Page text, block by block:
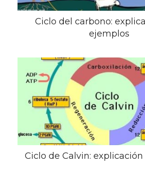
Ciclo del carbono:
ejemplos
Ciclo de Calvin: